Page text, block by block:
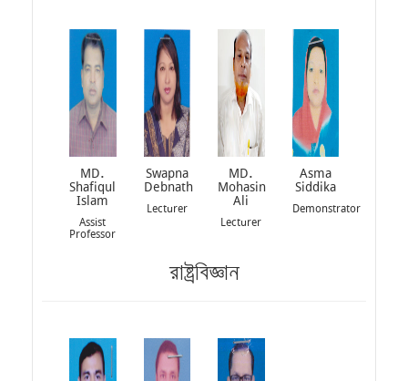
MD.
Shafiqul
Islam
Assist
Professor
Swapna
Debnath
Lecturer
MD.
Mohasin
Ali
Lecturer
Asma
Siddika
Demonstrator
রাষ্ট্রবিজ্ঞান